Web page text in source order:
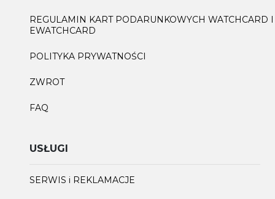
REGULAMIN KART PODARUNKOWYCH WATCHCARD I
EWATCHCARD
POLITYKA PRYWATNOŚCI
ZWROT
FAQ
USŁUGI
SERWIS i REKLAMACJE